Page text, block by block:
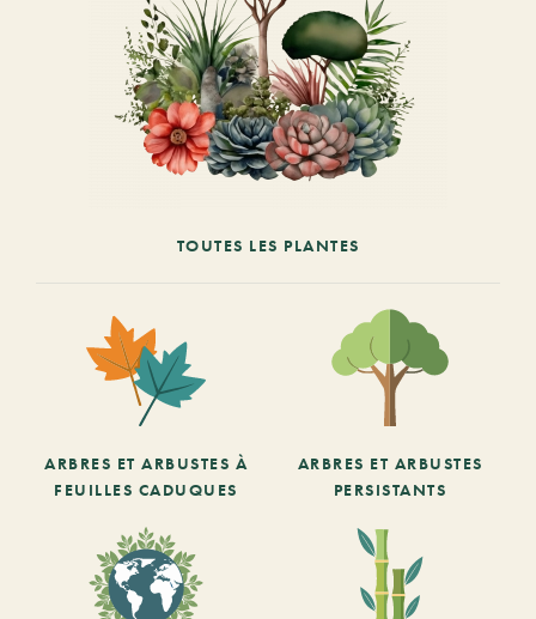
TOUTES LES PLANTES
ARBRES ET ARBUSTES À
FEUILLES CADUQUES
ARBRES ET ARBUSTES
PERSISTANTS